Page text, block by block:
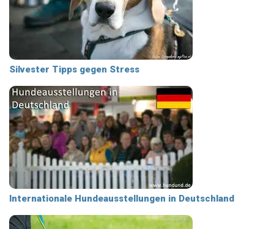
Silvester Tipps gegen Stress
Internationale Hundeausstellungen in Deutschland